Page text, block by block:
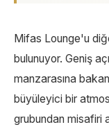
Mifas Lounge'u
bulunuyor. Geniş
manzarasına
büyüleyici bir
grubundan misafiri